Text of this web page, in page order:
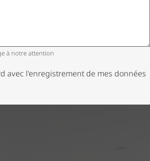
à notre attention
avec l'enregistrement de mes données